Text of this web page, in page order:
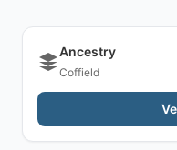
Ancestry
Coffield